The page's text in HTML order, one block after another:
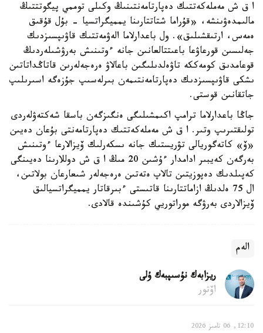
ا ق ش مەملەكەتتىك دەپارتامەنتىنىڭ وكىلى توممي پيگوتتتىڭ
مالىمدەۋىنشە، «قۇراما شتاتتارىنا يمميگراتسيا - بۇل قۇقىق
ەمەس، ارتىقشىلىق». ول باعدارلاما الەۋمەتتىك قاۋىپسىزدىك
جەلىسىن قورعاۋعا باعىتتالعانىن جانە ءوتىنىش بەرۋشىلەردىڭ
قوعامدىق كومەككە تاۋەلدىلىگىن باعالاۋ ەرەجەلەرىن قاتاڭداتاتىن
ىشكى قاۋىپسىزدىك دەپارتامەنتىمەن بىرلەسىپ جۇزەگە اسىرىلىپ
جاتقانىن قوستى.
جاڭا باعدارلاما ترامپ اكىمشىلىگى ەنگىزگەن باسقا شەكتەۋلەردى
تولىقتىرىپ وتىر. ا ق ش مەملەكەتتىك دەپارتامەنتى بۇعان دەيىن
«ۆ» كاتەگوريالى تۋريستىك جانە ىسكەرلىك ۆيزالارعا ءوتىنىش
بەرگەن كەيبىر ادامدار ءۇشىن 20 مىڭ ا ق ش دوللارىنا دەيىنگى
كەپىلدىك دەپوزيتىن تالاپ ەتەتىن ەرەجەلەر شىعارعان بولاتىن،
ال 75 ەلدىڭ ازاماتتارىنا قاتىستى ءبىرقاتار يمميگراتسيالىق
ۆيزالاردى بەرۋگە موراتوريي كۇشىندە قالادى.
الەم
ريزابەك نۇسىپبەك ۇلى
اۆتور
12:10, 06 تامىز 2026